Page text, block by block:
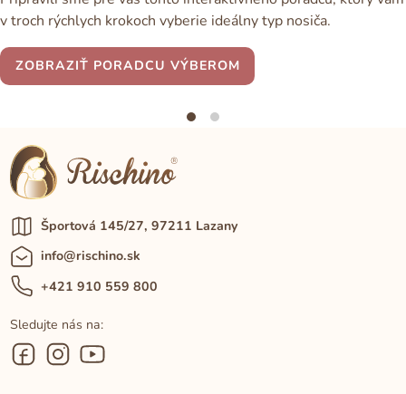
v troch rýchlych krokoch vyberie ideálny typ nosiča.
ZOBRAZIŤ PORADCU VÝBEROM
Športová 145/27, 97211 Lazany
info@rischino.sk
+421 910 559 800
Sledujte nás na: